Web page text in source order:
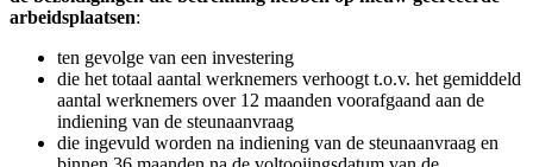
arbeidsplaatsen:
ten gevolge van een investering
die het totaal aantal werknemers verhoogt t.o.v. het gemiddeld
aantal werknemers over 12 maanden voorafgaand aan de
indiening van de steunaanvraag
die ingevuld worden na indiening van de steunaanvraag en